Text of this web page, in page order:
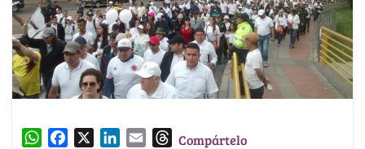
W
TCompártelo